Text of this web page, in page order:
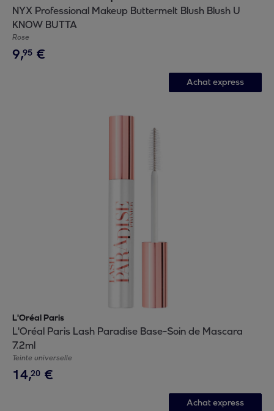
NYX Professional Makeup Buttermelt Blush Blush U
KNOW BUTTA
Rose
9,95 €
Achat express
L'Oréal Paris
L'Oréal Paris Lash Paradise Base-Soin de Mascara
7.2ml
Teinte universelle
14,20 €
Achat express